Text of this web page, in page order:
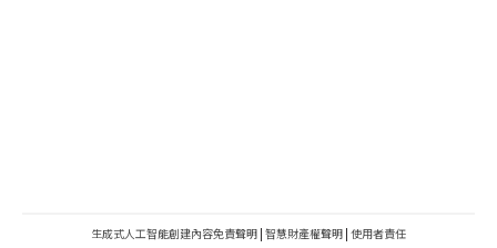
生成式人工智能創建內容免責聲明 | 智慧財產權聲明 | 使用者責任